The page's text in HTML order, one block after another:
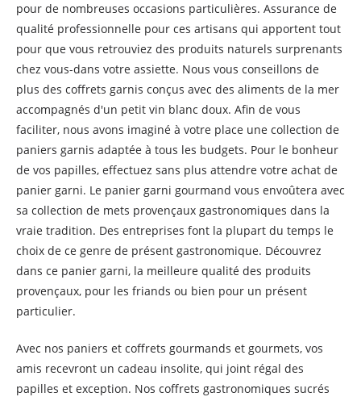
pour de nombreuses occasions particulières. Assurance de
qualité professionnelle pour ces artisans qui apportent tout
pour que vous retrouviez des produits naturels surprenants
chez vous-dans votre assiette. Nous vous conseillons de
plus des coffrets garnis conçus avec des aliments de la mer
accompagnés d'un petit vin blanc doux. Afin de vous
faciliter, nous avons imaginé à votre place une collection de
paniers garnis adaptée à tous les budgets. Pour le bonheur
de vos papilles, effectuez sans plus attendre votre achat de
panier garni. Le panier garni gourmand vous envoûtera avec
sa collection de mets provençaux gastronomiques dans la
vraie tradition. Des entreprises font la plupart du temps le
choix de ce genre de présent gastronomique. Découvrez
dans ce panier garni, la meilleure qualité des produits
provençaux, pour les friands ou bien pour un présent
particulier.
Avec nos paniers et coffrets gourmands et gourmets, vos
amis recevront un cadeau insolite, qui joint régal des
papilles et exception. Nos coffrets gastronomiques sucrés